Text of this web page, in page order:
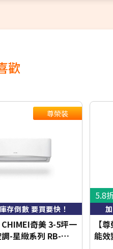
歡
尊榮裝
存倒數 要買要快！
CHIMEI奇美 3-5坪一
-星緻系列 RB-
5.8
【
能效